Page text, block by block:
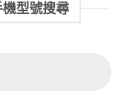
型號搜尋